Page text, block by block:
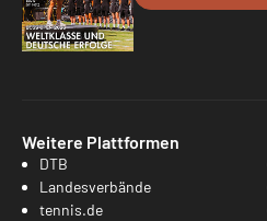
Weitere Plattformen
DTB
Landesverbände
tennis.de